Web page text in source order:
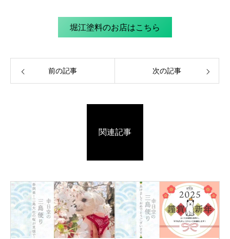
堀江塗料のお店はこちら
前の記事 次の記事
関連記事